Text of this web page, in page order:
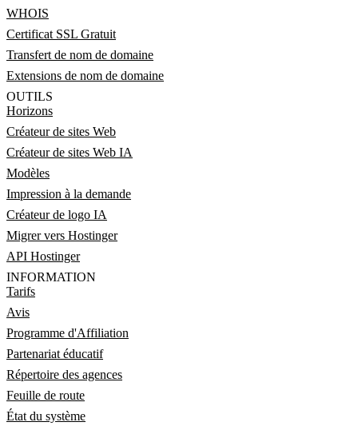
WHOIS
Certificat SSL Gratuit
Transfert de nom de domaine
Extensions de nom de domaine
OUTILS
Horizons
Créateur de sites Web
Créateur de sites Web IA
Modèles
Impression à la demande
Créateur de logo IA
Migrer vers Hostinger
API Hostinger
INFORMATION
Tarifs
Avis
Programme d'Affiliation
Partenariat éducatif
Répertoire des agences
Feuille de route
État du système